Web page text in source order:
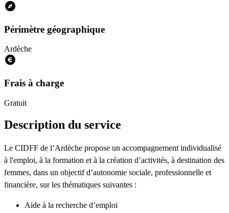
Périmètre géographique
Ardèche
Frais à charge
Gratuit
Description du service
Le CIDFF de l’Ardèche propose un accompagnement individualisé
à l'emploi, à la formation et à la création d’activités, à destination des
femmes, dans un objectif d’autonomie sociale, professionnelle et
financière, sur les thématiques suivantes :
Aide à la recherche d’emploi